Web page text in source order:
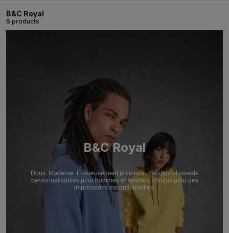
B&C Royal
6 products
B&C Royal
Doux. Moderne. Luxueusement premium. Hoodies et sweats
personnalisables pour hommes et femmes, conçus pour des
impressions exceptionnelles.